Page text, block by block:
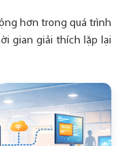
hơn trong quá trình
gian giải thích lặp lại